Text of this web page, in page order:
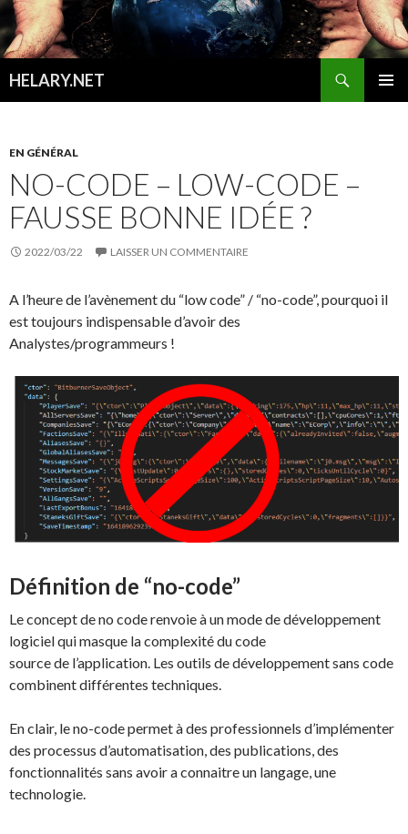
HELARY.NET
EN GÉNÉRAL
NO-CODE – LOW-CODE –
FAUSSE BONNE IDÉE ?
2022/03/22 LAISSER UN COMMENTAIRE
A l’heure de l’avènement du “low code” / “no-code”, pourquoi il
est toujours indispensable d’avoir des
Analystes/programmeurs !
Définition de “no-code”
Le concept de no code renvoie à un mode de développement
logiciel qui masque la complexité du code
source de l’application. Les outils de développement sans code
combinent différentes techniques.
En clair, le no-code permet à des professionnels d’implémenter
des processus d’automatisation, des publications, des
fonctionnalités sans avoir a connaitre un langage, une
technologie.